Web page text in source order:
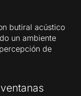
butiral acústico
un ambiente
de